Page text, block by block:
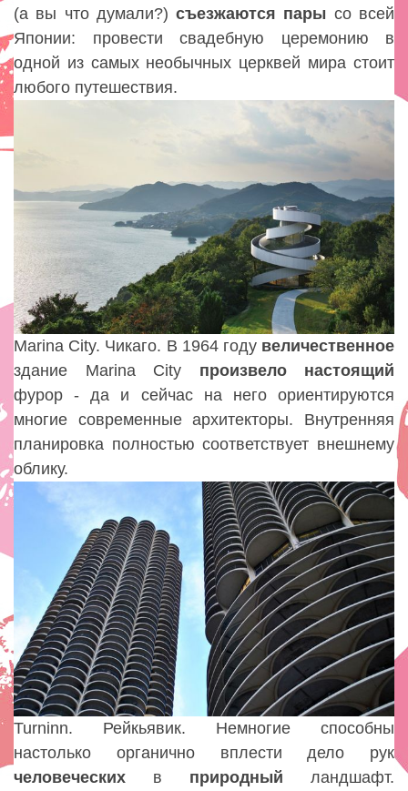
(а вы что думали?)съезжаются пары со всей
Японии: провести свадебную церемонию в
одной из самых необычных церквей мира стоит
любого путешествия.
Marina City. Чикаго. В 1964 году величественное
здание Marina City произвело
настоящий
фурор - да и сейчас на него ориентируются
многие современные архитекторы. Внутренняя
планировка полностью соответствует внешнему
облику.
Turninn. Рейкьявик. Немногие способны
настолько органично вплести дело рук
человеческих в природный ландшафт.